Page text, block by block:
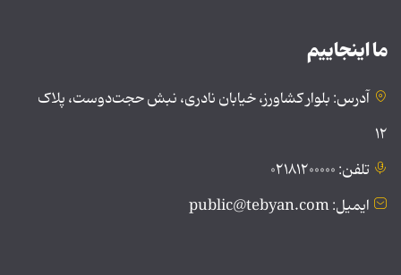
ما اینجاییم
آدرس: بلوار کشاورز، خیابان نادری، نبش حجت‌دوست، پلاک
۱۲
تلفن: ۰۲۱۸۱۲۰۰۰۰۰
ایمیل: public@tebyan.com